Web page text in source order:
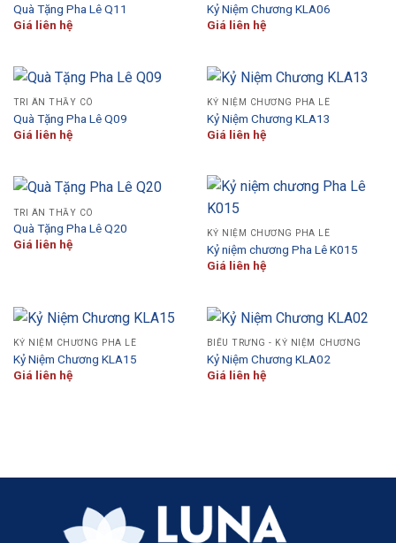
Quà Tặng Pha Lê Q11
Giá liên hệ
Kỷ Niệm Chương KLA06
Giá liên hệ
TRI ÂN THẦY CÔ
Quà Tặng Pha Lê Q09
Giá liên hệ
KỶ NIỆM CHƯƠNG PHA LÊ
Kỷ Niệm Chương KLA13
Giá liên hệ
TRI ÂN THẦY CÔ
Quà Tặng Pha Lê Q20
Giá liên hệ
KỶ NIỆM CHƯƠNG PHA LÊ
Kỷ niệm chương Pha Lê K015
Giá liên hệ
KỶ NIỆM CHƯƠNG PHA LÊ
Kỷ Niệm Chương KLA15
Giá liên hệ
BIỂU TRƯNG - KỶ NIỆM CHƯƠNG
Kỷ Niệm Chương KLA02
Giá liên hệ